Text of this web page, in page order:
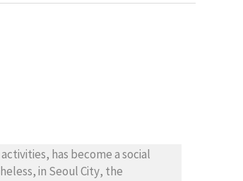
를 최초로 파악하였으며, 특히 고양이
서식지인 마라도에서 발생할 수 있는
has become a social
in Seoul City, the